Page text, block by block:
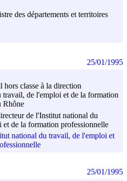
des départements et territoires
hors classe à la direction
travail, de l'emploi et de la formation
Rhône
de l'Institut national du
de la formation professionnelle
national du travail, de l'emploi et
25/01/1995
25/01/1995